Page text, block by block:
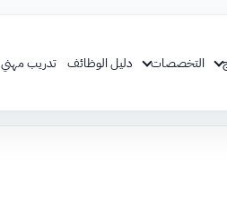
التخصصات دليل الوظائف تدريب مهني